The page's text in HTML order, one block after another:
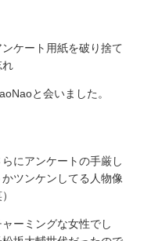
ケート用紙を破り捨て
れ
と会いました。
にアンケートの手厳し
ツンケンしてる人物像
ーミングな女性でし